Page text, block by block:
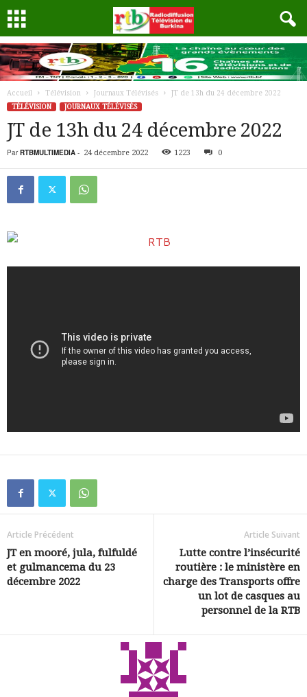
Accueil Télévision Journaux Télévisés
JT de 13h du 24 décembre 2022
TÉLÉVISION
JOURNAUX TÉLÉVISÉS
JT de 13h du 24 décembre 2022
Par RTBMULTIMEDIA - 24 décembre 2022 1223 0
Article Précédent
JT en mooré, jula, fulfuldé
et gulmancema du 23
décembre 2022
Article Suivant
Lutte contre l’insécurité
routière : le ministère en
charge des Transports offre
un lot de casques au
personnel de la RTB